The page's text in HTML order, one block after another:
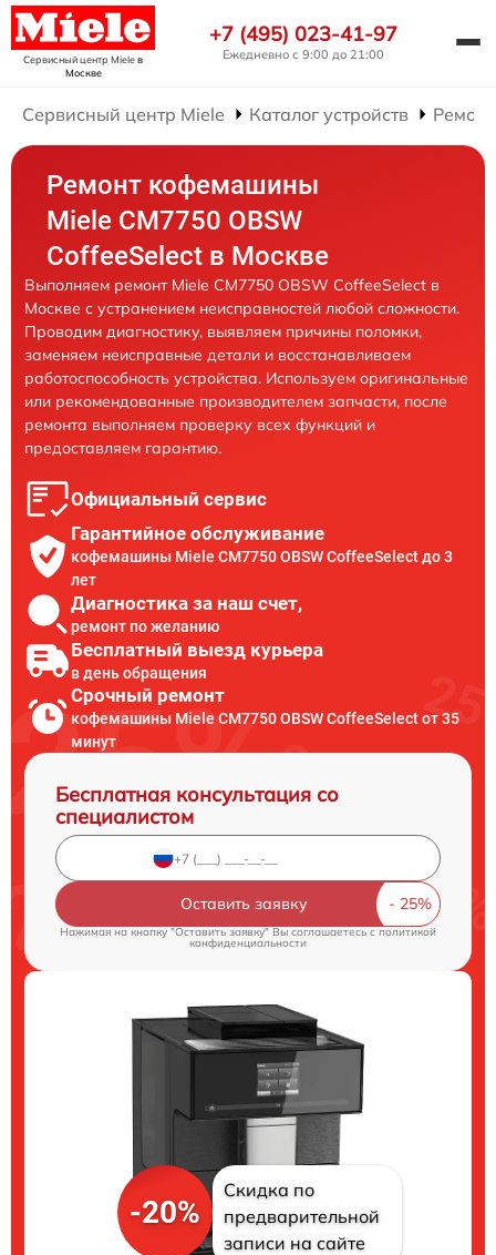
Сервисный центр Mieleв
Москве
+7 (495) 023-41-97
Ежедневно с 9:00 до 21:00
Сервисный центр Miele Каталог устройств
Ремонт кофемашины
Miele CM7750 OBSW
CoffeeSelect в Москве
Выполняем ремонт Miele CM7750 OBSW CoffeeSelect в
Москве с устранением неисправностей любой сложности.
Проводим диагностику, выявляем причины поломки,
заменяем неисправные детали и восстанавливаем
работоспособность устройства. Используем оригинальные
или рекомендованные производителем запчасти, после
ремонта выполняем проверку всех функций и
предоставляем гарантию.
Официальный сервис
Гарантийное обслуживание
кофемашины Miele CM7750 OBSW CoffeeSelect до 3
лет
Диагностика за наш счет,
ремонт по желанию
Бесплатный выезд курьера
в день обращения
Срочный ремонт
кофемашины Miele CM7750 OBSW CoffeeSelect от 35
минут
Бесплатная консультация со
специалистом
Оставить заявку
Нажимая на кнопку "Оставить заявку" Вы соглашаетесь cполитикой
конфиденциальности
-20%
Скидка по
предварительной
записи на сайте